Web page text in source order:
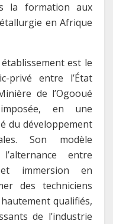
la formation aux
en Afrique
est le
privé entre l’État
de l’Ogooué
imposée, en une
du développement
Son modèle
entre
immersion en
des techniciens
qualifiés,
de l’industrie